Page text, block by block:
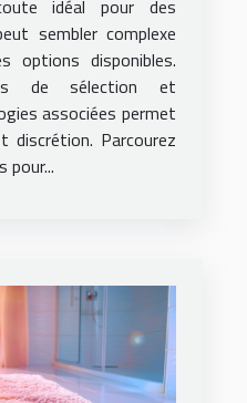
idéal pour des
sembler complexe
options disponibles.
de sélection et
associées permet
Parcourez
pour...